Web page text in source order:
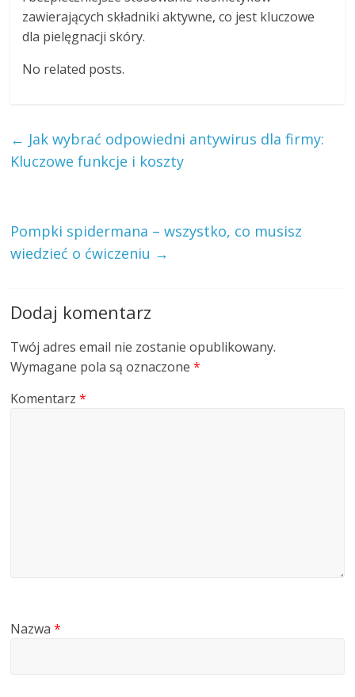
zawierających składniki aktywne, co jest kluczowe
dla pielęgnacji skóry.
No related posts.
← Jak wybrać odpowiedni antywirus dla firmy:
Kluczowe funkcje i koszty
Pompki spidermana – wszystko, co musisz
wiedzieć o ćwiczeniu →
Dodaj komentarz
Twój adres email nie zostanie opublikowany.
Wymagane pola są oznaczone*
Komentarz*
Nazwa*